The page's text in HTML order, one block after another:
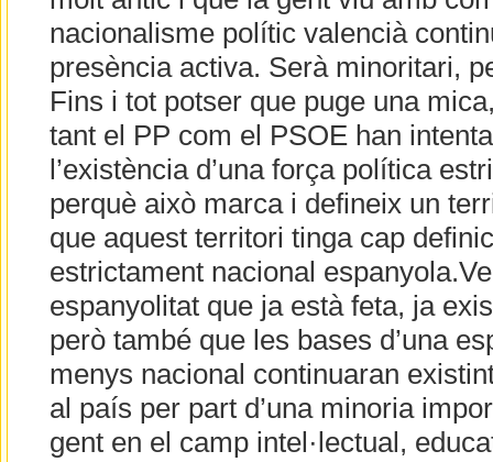
nacionalisme polític valencià
presència activa. Serà minoritari,
Fins i tot potser que puge una
tant el PP com el PSOE han
l’existència d’una força política
perquè això marca i defineix un
que aquest territori tinga cap
estrictament nacional
espanyolitat que ja està feta, ja
però també que les bases d’una
menys nacional continuaran
al país per part d’una minoria
gent en el camp intel·lectual,